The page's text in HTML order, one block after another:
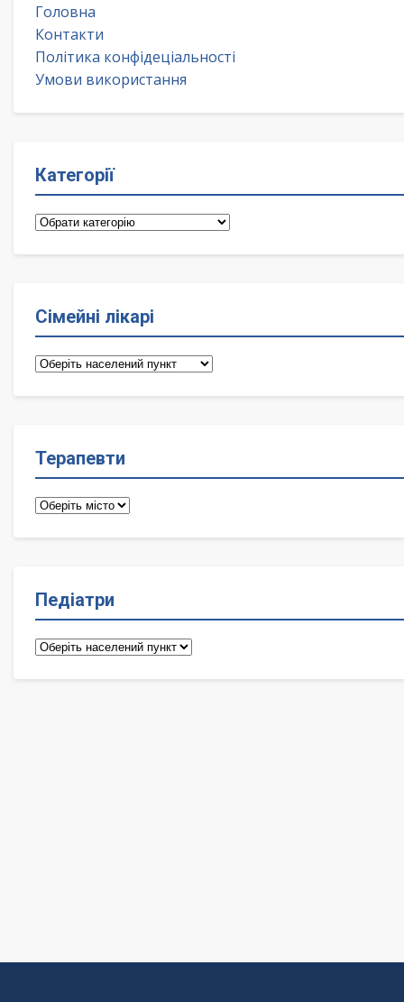
Головна
Контакти
Політика конфідеціальності
Умови використання
Категорії
Категорії
Сімейні лікарі
Сімейні
Терапевти
Терапевти
Педіатри
Педіатри